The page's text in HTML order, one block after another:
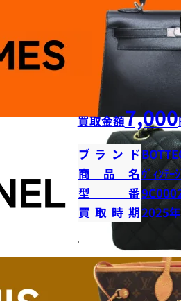
買取金額7,000
ブランド
商品名ｳﾞｨﾝﾃｰ
型番
買取時期2025